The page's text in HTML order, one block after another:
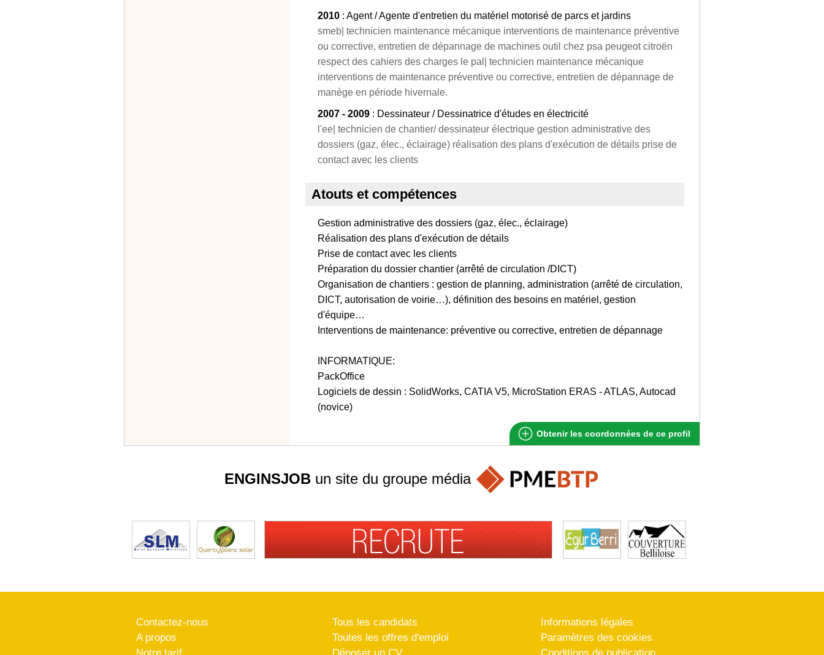
2010 : Agent / Agente d'entretien du matériel motorisé de parcs et jardins
smeb| technicien maintenance mécanique interventions de maintenance préventive
ou corrective, entretien de dépannage de machines outil chez psa peugeot citroën
respect des cahiers des charges le pal| technicien maintenance mécanique
interventions de maintenance préventive ou corrective, entretien de dépannage de
manège en période hivernale.
2007 - 2009 : Dessinateur / Dessinatrice d'études en électricité
l'ee| technicien de chantier/ dessinateur électrique gestion administrative des
dossiers (gaz, élec., éclairage) réalisation des plans d'exécution de détails prise de
contact avec les clients
Atouts et compétences
Gestion administrative des dossiers (gaz, élec., éclairage)
Réalisation des plans d'exécution de détails
Prise de contact avec les clients
Préparation du dossier chantier (arrêté de circulation /DICT)
Organisation de chantiers : gestion de planning, administration (arrêté de circulation,
DICT, autorisation de voirie…), définition des besoins en matériel, gestion
d'équipe…
Interventions de maintenance: préventive ou corrective, entretien de dépannage
INFORMATIQUE:
PackOffice
Logiciels de dessin : SolidWorks, CATIA V5, MicroStation ERAS - ATLAS, Autocad
(novice)
Obtenir les coordonnées de ce profil
ENGINSJOB un site du groupe média
Contactez-nous
A propos
Tous les candidats
Toutes les offres d'emploi
Informations légales
Paramètres des cookies